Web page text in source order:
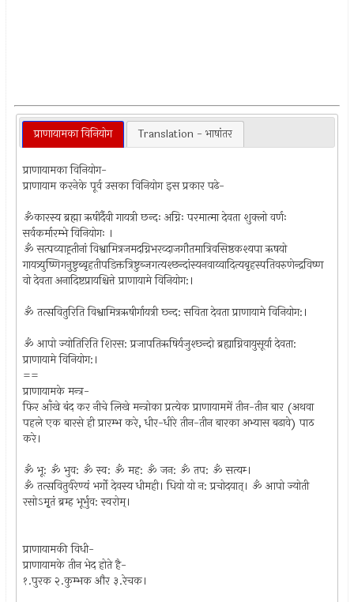
प्राणायामका विनियोग Translation - भाषांतर
प्राणायामका विनियोग-
प्राणायाम करनेके पूर्व उसका विनियोग इस प्रकार पढे-
ॐकारस्य ब्रह्मा ऋषीर्दैवी गायत्री छन्दः अग्निः परमात्मा देवता शुक्लो वर्णः
सर्वकर्मारम्भे विनियोगः ।
ॐ सत्पव्याह्र्तीनां विश्वामित्रजमदग्निभरव्दाजगौतमात्रिवसिष्ठकश्यपा ऋषयो
गायत्र्युष्णिगनुष्टुब्बृहतीपडिक्तत्रिष्टुब्जगत्यश्छन्दांस्यनवाय्वादित्यबृहस्पतिवरुणेन्द्रविष्ण
वो देवता अनादिष्टप्रायश्चित्ते प्राणायामे विनियोग:।
ॐ तत्सवितुरिति विश्वामित्रऋषीर्गायत्री छ्न्द: सविता देवता प्राणायामे विनियोग:।
ॐ आपो ज्योतिरिति शिरस: प्रजापतिऋषिर्यजुश्छ्न्दो ब्रह्याग्निवायुसूर्या देवता:
प्राणायामे विनियोग:।
==
प्राणायामके मन्त्र-
फिर आँखे बंद कर नीचे लिखे मन्त्रोका प्रत्येक प्राणायाममें तीन-तीन बार (अथवा
पहले एक बारसे ही प्रारम्भ करे, धीर-धीरे तीन-तीन बारका अभ्यास बढावे) पाठ
करे।
ॐ भू: ॐ भुव: ॐ स्व: ॐ मह: ॐ जन: ॐ तप: ॐ सत्यम्‍।
ॐ तत्सवितुर्वरेण्यं भर्गो देवस्य धीमही। धियो यो न: प्रचोदयात्। ॐ आपो ज्योती
रसोऽमृ्तं ब्रम्ह भूर्भुव: स्वरोम्।
प्राणायामकी विधी-
प्राणायामके तीन भेद होते है-
१.पुरक २.कुम्भक और ३.रेचक।